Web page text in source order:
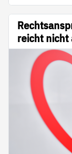
reicht nicht